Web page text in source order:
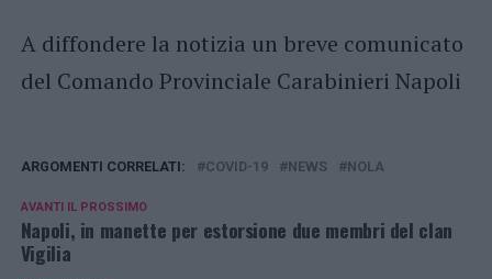
A diffondere la notizia un breve comunicato
del Comando Provinciale Carabinieri Napoli
ARGOMENTI CORRELATI: COVID-19 NEWS NOLA
AVANTI IL ​​PROSSIMO
Napoli, in manette per estorsione due membri del clan
Vigilia